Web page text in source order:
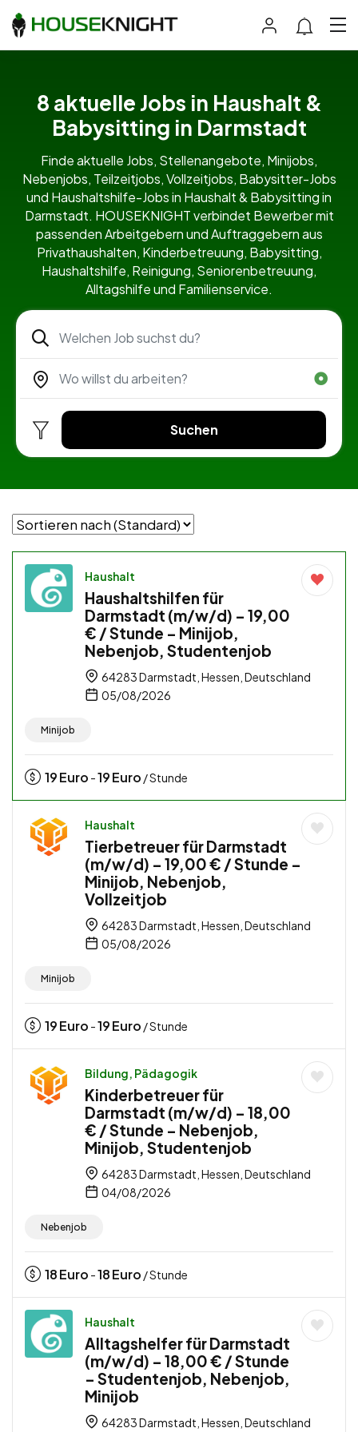
8 aktuelle Jobs in Haushalt &
Babysitting in Darmstadt
Finde aktuelle Jobs, Stellenangebote, Minijobs,
Nebenjobs, Teilzeitjobs, Vollzeitjobs, Babysitter-Jobs
und Haushaltshilfe-Jobs in Haushalt & Babysitting in
Darmstadt. HOUSEKNIGHT verbindet Bewerber mit
passenden Arbeitgebern und Auftraggebern aus
Privathaushalten, Kinderbetreuung, Babysitting,
Haushaltshilfe, Reinigung, Seniorenbetreuung,
Alltagshilfe und Familienservice.
Suchen
Haushalt
Haushaltshilfen für
Darmstadt (m/w/d) – 19,00
€ / Stunde – Minijob,
Nebenjob, Studentenjob
64283 Darmstadt, Hessen, Deutschland
05/08/2026
Minijob
19Euro -19Euro / Stunde
Haushalt
Tierbetreuer für Darmstadt
(m/w/d) – 19,00 € / Stunde –
Minijob, Nebenjob,
Vollzeitjob
64283 Darmstadt, Hessen, Deutschland
05/08/2026
Minijob
19Euro -19Euro / Stunde
Bildung, Pädagogik
Kinderbetreuer für
Darmstadt (m/w/d) – 18,00
€ / Stunde – Nebenjob,
Minijob, Studentenjob
64283 Darmstadt, Hessen, Deutschland
04/08/2026
Nebenjob
18Euro -18Euro / Stunde
Haushalt
Alltagshelfer für Darmstadt
(m/w/d) – 18,00 € / Stunde
– Studentenjob, Nebenjob,
Minijob
64283 Darmstadt, Hessen, Deutschland